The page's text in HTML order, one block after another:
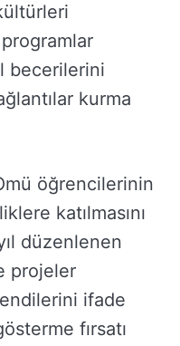
becerilerini
kurma
öğrencilerinin
katılmasını
düzenlenen
projeler
ifade
fırsatı